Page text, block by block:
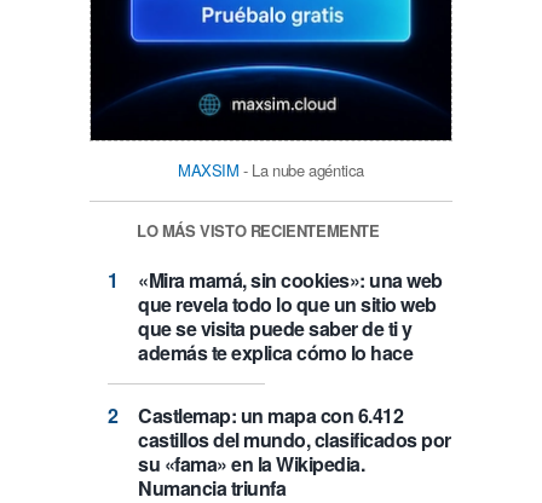
MAXSIM - La nube agéntica
LO MÁS VISTO RECIENTEMENTE
«Mira mamá, sin cookies»: una web
que revela todo lo que un sitio web
que se visita puede saber de ti y
además te explica cómo lo hace
Castlemap: un mapa con 6.412
castillos del mundo, clasificados por
su «fama» en la Wikipedia.
Numancia triunfa